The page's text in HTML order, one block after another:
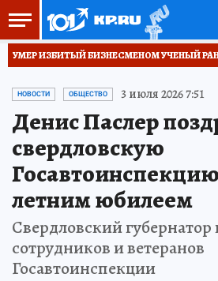
УМЕР ИЗБИТЫЙ БИЗНЕСМЕНОМ УЧЕНЫЙ
НОВОСТИ ОБЩЕСТВО 3 июля 2026 7:51
Денис Паслер
свердловскую
Госавтоинспекцию
летним юбилеем
Свердловский губернатор
сотрудников и ветеранов
Госавтоинспекции